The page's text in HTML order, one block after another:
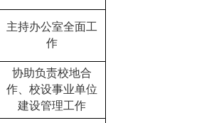
主持办公室全面工
作
协助负责校地合
作、校设事业单位
建设管理工作